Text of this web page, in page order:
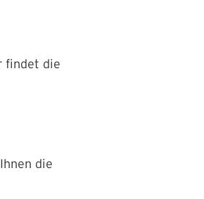
findet die
die